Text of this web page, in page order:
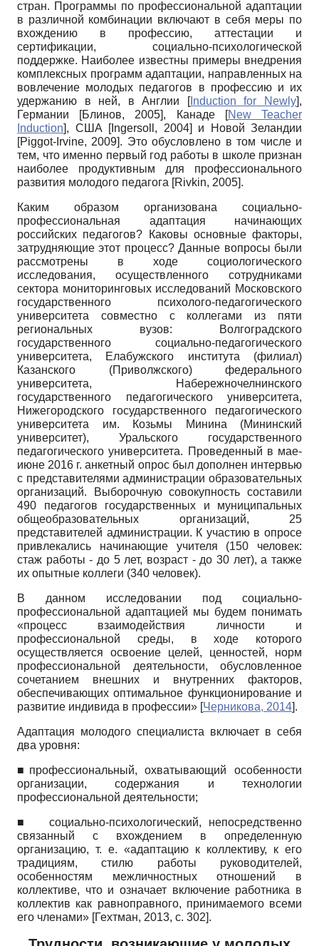
стран. Программы по профессиональной адаптации
в различной комбинации включают в себя меры по
вхождению в профессию, аттестации и
сертификации, социально-психологической
поддержке. Наиболее известны примеры внедрения
комплексных программ адаптации, направленных на
вовлечение молодых педагогов в профессию и их
удержанию в ней, в Англии
[Induction for Newly],
Германии
[Блинов, 2005], Канаде [New Teacher
Induction], США [Ingersoll, 2004] и Новой Зеландии
[Piggot-Irvine, 2009]. Это обусловлено в том числе и
тем, что именно первый год работы в школе признан
наиболее продуктивным для профессионального
развития молодого педагога [Rivkin, 2005].
Каким образом организована социально-
профессиональная адаптация начинающих
российских педагогов? Каковы основные факторы,
затрудняющие этот процесс? Данные вопросы были
рассмотрены в ходе социологического
исследования, осуществленного сотрудниками
сектора мониторинговых исследований Московского
государственного психолого-педагогического
университета совместно с коллегами из пяти
региональных вузов: Волгоградского
государственного социально-педагогического
университета, Елабужского института (филиал)
Казанского (Приволжского) федерального
университета, Набережночелнинского
государственного педагогического университета,
Нижегородского государственного педагогического
университета им. Козьмы Минина (Мининский
университет), Уральского государственного
педагогического университета. Проведенный в мае-
июне 2016 г. анкетный опрос был дополнен интервью
с представителями администрации образовательных
организаций. Выборочную совокупность составили
490 педагогов государственных и муниципальных
общеобразовательных организаций, 25
представителей администрации. К участию в опросе
привлекались начинающие учителя (150 человек:
стаж работы - до 5 лет, возраст - до 30 лет), а также
их опытные коллеги (340 человек).
В данном исследовании под социально-
профессиональной адаптацией мы будем понимать
«процесс взаимодействия личности и
профессиональной среды, в ходе которого
осуществляется освоение целей, ценностей, норм
профессиональной деятельности, обусловленное
сочетанием внешних и внутренних факторов,
обеспечивающих оптимальное функционирование и
развитие индивида в профессии» [Черникова, 2014].
Адаптация молодого специалиста включает в себя
два уровня:
■профессиональный, охватывающий особенности
организации, содержания и технологии
профессиональной деятельности;
■ социально-психологический, непосредственно
связанный с вхождением в определенную
организацию, т. е. «адаптацию к коллективу, к его
традициям, стилю работы руководителей,
особенностям межличностных отношений в
коллективе, что и означает включение работника в
коллектив как равноправного, принимаемого всеми
его членами» [Гехтман, 2013, с. 302].